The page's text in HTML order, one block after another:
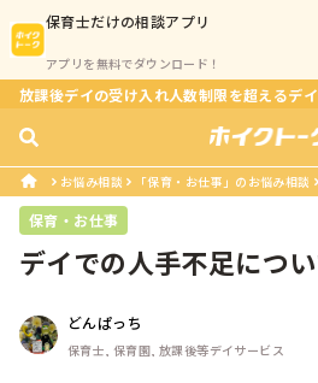
保育士だけの相談アプリ
アプリを無料でダウンロード！
放課後デイの受け入れ人数制限を超えるデ
お悩み相談 「保育・お仕事」のお悩み相談
保育・お仕事
デイでの人手不足につ
どんぱっち
保育士, 保育園, 放課後等デイサービス